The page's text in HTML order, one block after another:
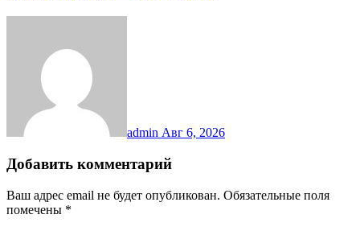
admin Авг 6, 2026
Добавить комментарий
Ваш адрес email не будет опубликован. Обязательные поля
помечены *